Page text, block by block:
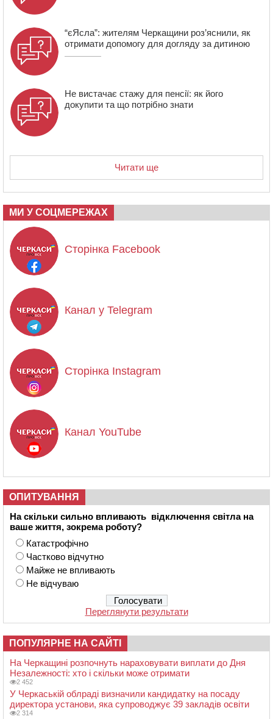
“єЯсла”: жителям Черкащини роз’яснили, як
отримати допомогу для догляду за дитиною
Не вистачає стажу для пенсії: як його
докупити та що потрібно знати
Читати ще
МИ У СОЦМЕРЕЖАХ
Сторінка Facebook
Канал у Telegram
Сторінка Instagram
Канал YouTube
ОПИТУВАННЯ
На скільки сильно впливають відключення світла на
ваше життя, зокрема роботу?
Катастрофічно
Частково відчутно
Майже не впливають
Не відчуваю
Переглянути результати
ПОПУЛЯРНЕ НА САЙТІ
На Черкащині розпочнуть нараховувати виплати до Дня
Незалежності: хто і скільки може отримати
2 452
У Черкаській облраді визначили кандидатку на посаду
директора установи, яка супроводжує 39 закладів освіти
2 314